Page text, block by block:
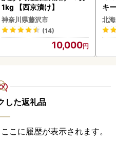
1kg 【西京漬け】
神奈川県藤沢市
(14)
10,000
キ
ズ
0
北
した返礼品
こに履歴が表示されます。